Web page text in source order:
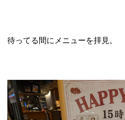
待ってる間にメニューを拝見。